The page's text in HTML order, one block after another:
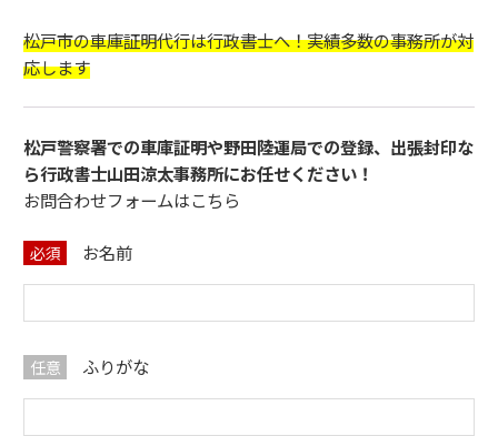
松戸市の車庫証明代行は行政書士へ！実績多数の事務所が対
応します
松戸警察署での車庫証明や野田陸運局での登録、出張封印な
ら行政書士山田涼太事務所にお任せください！
お問合わせフォームはこちら
必須 お名前
任意 ふりがな